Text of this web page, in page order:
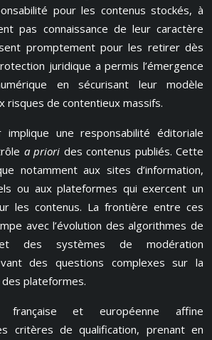
pour les contenus stockés, à
pas connaissance de leur caractère
promptement pour les retirer dès
juridique a permis l’émergence
en sécurisant leur modèle
risques de contentieux massifs.
implique une responsabilité éditoriale
a priori des contenus publiés. Cette
notamment aux sites d’information,
ou aux plateformes qui exercent un
les contenus. La frontière entre ces
avec l’évolution des algorithmes de
et des systèmes de modération
des questions complexes sur la
plateformes.
française et européenne affine
critères de qualification, prenant en